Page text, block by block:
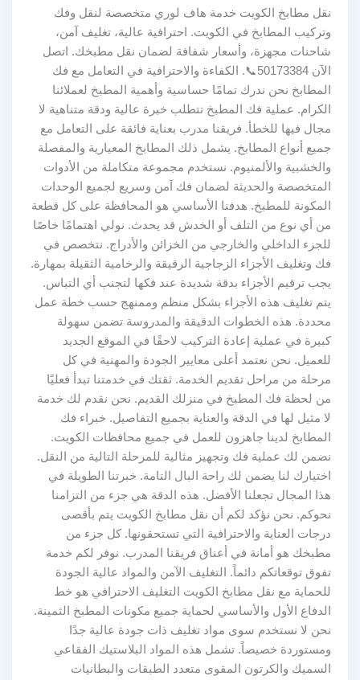
نقل مطابخ الكويت خدمة هاف لوري متخصصة لنقل وفك
وتركيب المطابخ في الكويت. احترافية عالية، تغليف آمن،
شاحنات مجهزة، وأسعار شفافة لضمان نقل مطبخك. اتصل
الآن 50173384📞. الكفاءة والاحترافية في التعامل مع فك
المطابخ نحن ندرك تمامًا حساسية وأهمية المطبخ لعملائنا
الكرام. عملية فك المطبخ تتطلب خبرة عالية ودقة متناهية لا
مجال فيها للخطأ. فريقنا مدرب بعناية فائقة على التعامل مع
جميع أنواع المطابخ. يشمل ذلك المطابخ المعيارية والمفصلة
والخشبية والألمنيوم. نستخدم مجموعة متكاملة من الأدوات
المتخصصة والحديثة لضمان فك آمن وسريع لجميع الوحدات
المكونة للمطبخ. هدفنا الأساسي هو المحافظة على كل قطعة
من أي نوع من التلف أو الخدش قد يحدث. نولي اهتمامًا خاصًا
للجزء الداخلي والخارجي من الخزائن والأدراج. نتخصص في
فك وتغليف الأجزاء الزجاجية الرقيقة والرخامية الثقيلة بمهارة.
يجب ترقيم الأجزاء بدقة شديدة عند فكها لتجنب أي التباس.
يتم تغليف هذه الأجزاء بشكل منظم وممنهج حسب خطة عمل
محددة. هذه الخطوات الدقيقة والمدروسة تضمن سهولة
كبيرة في عملية إعادة التركيب لاحقًا في الموقع الجديد
للعميل. نحن نعتمد أعلى معايير الجودة والمهنية في كل
مرحلة من مراحل تقديم الخدمة. ثقتك في خدمتنا تبدأ فعليًا
من لحظة فك المطبخ في منزلك القديم. نحن نقدم لك خدمة
لا مثيل لها في الدقة والعناية بجميع التفاصيل. خبراء فك
المطابخ لدينا جاهزون للعمل في جميع محافظات الكويت.
نضمن لك عملية فك وتجهيز مثالية للمرحلة التالية من النقل.
اختيارك لنا يضمن لك راحة البال التامة. خبرتنا الطويلة في
هذا المجال تجعلنا الأفضل. هذه الدقة هي جزء من التزامنا
نحوكم. نحن نؤكد لكم أن نقل مطابخ الكويت يتم بأقصى
درجات العناية والاحترافية التي تستحقونها. كل جزء من
مطبخك هو أمانة في أعناق فريقنا المدرب. نوفر لكم خدمة
تفوق توقعاتكم دائماً. التغليف الآمن والمواد عالية الجودة
للحماية مع نقل مطابخ الكويت التغليف الاحترافي هو خط
الدفاع الأول والأساسي لحماية جميع مكونات المطبخ الثمينة.
نحن لا نستخدم سوى مواد تغليف ذات جودة عالية جدًا
ومستوردة خصيصاً. تشمل هذه المواد البلاستيك الفقاعي
السميك والكرتون المقوى متعدد الطبقات والبطانيات